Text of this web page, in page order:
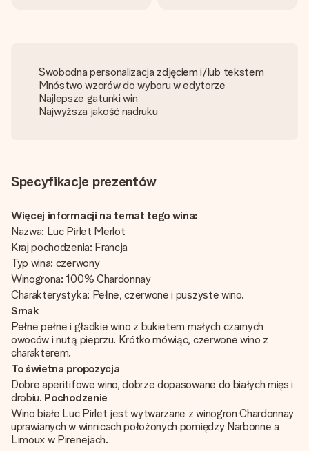
Swobodna personalizacja zdjęciem i/lub tekstem
Mnóstwo wzorów do wyboru w edytorze
Najlepsze gatunki win
Najwyższa jakość nadruku
Specyfikacje prezentów
Więcej informacji na temat tego wina:
Nazwa: Luc Pirlet Merlot
Kraj pochodzenia: Francja
Typ wina: czerwony
Winogrona: 100% Chardonnay
Charakterystyka: Pełne, czerwone i puszyste wino.
Smak
Pełne pełne i gładkie wino z bukietem małych czarnych
owoców i nutą pieprzu. Krótko mówiąc, czerwone wino z
charakterem.
To świetna propozycja
Dobre aperitifowe wino, dobrze dopasowane do białych mięs i
drobiu. Pochodzenie
Wino białe Luc Pirlet jest wytwarzane z winogron Chardonnay
uprawianych w winnicach położonych pomiędzy Narbonne a
Limoux w Pirenejach.